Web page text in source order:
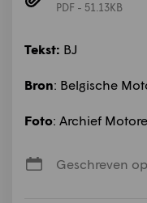
PDF - 51.13KB
Tekst: BJ
Bron: Belgische
Foto: Archief
Geschreven